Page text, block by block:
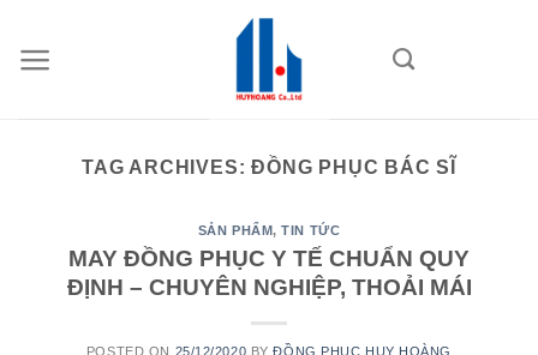
content
TAG ARCHIVES:ĐỒNG PHỤC BÁC SĨ
SẢN PHẨM,TIN TỨC
MAY ĐỒNG PHỤC Y TẾ CHUẨN QUY
ĐỊNH – CHUYÊN NGHIỆP, THOẢI MÁI
POSTED ON 25/12/2020 BYĐỒNG PHỤC HUY HOÀNG